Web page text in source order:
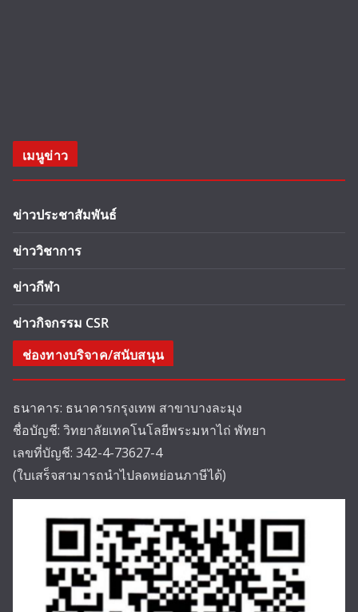
เมนูข่าว
ข่าวประชาสัมพันธ์
ข่าววิชาการ
ข่าวกีฬา
ข่าวกิจกรรม CSR
ช่องทางบริจาค/สนับสนุน
ธนาคาร: ธนาคารกรุงเทพ สาขาบางละมุง
ชื่อบัญชี: วิทยาลัยเทคโนโลยีพระมหาไถ่ พัทยา
เลขที่บัญชี: 342-4-73627-4
(ใบเสร็จสามารถนำไปลดหย่อนภาษีได้)